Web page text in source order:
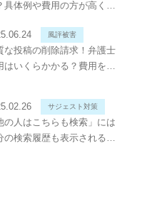
具体例や費用の方が高くな
風評被害
な投稿の削除請求！弁護士
はいくらかかる？費用を抑
サジェスト対策
の人はこちらも検索」には
の検索履歴も表示される？